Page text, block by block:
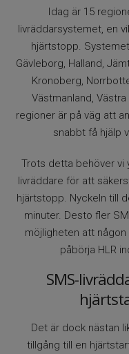
Idag är 15
livräddarsystemet, en
hjärtstopp.
Gävleborg, Halland,
Kronoberg,
Västmanland,
regioner är på väg att
snabbt få hjälp
Trots detta behöver vi
livräddare för att
hjärtstopp. Nyckeln till
minuter. Desto fler
möjligheten att
påbörja HLR
SMS-
Det är dock nästan
tillgång till en